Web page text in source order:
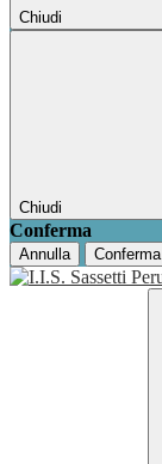
Chiudi
Chiudi
Conferma
Annulla Conferma